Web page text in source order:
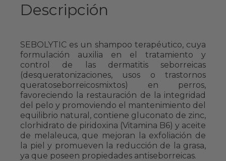
Descripción
SEBOLYTIC es un shampoo terapéutico, cuya
formulación auxilia en el tratamiento y
control de las dermatitis seborreicas
(desqueratonizaciones, usos o trastornos
queratoseborreicosmixtos) en perros,
favoreciendo la restauración de la integridad
del pelo y promoviendo el mantenimiento del
equilibrio natural, contiene gluconato de zinc,
clorhidrato de piridoxina (Vitamina B6) y aceite
de melaleuca, que mejoran la exfoliación de
la piel y promueven la reducción de la grasa,
ya que poseen propiedades antiseborreicas.